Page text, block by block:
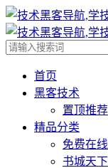
首页
黑客技术
置顶推荐
精品分类
免费在线
书城天下